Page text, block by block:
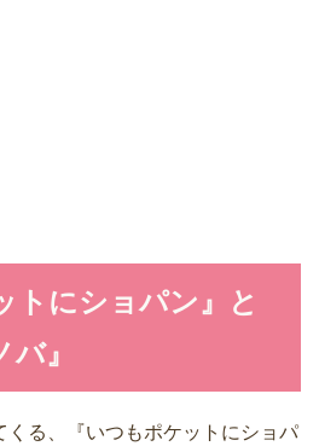
トにショパン』と
バ』
くる、『いつもポケットにショパ